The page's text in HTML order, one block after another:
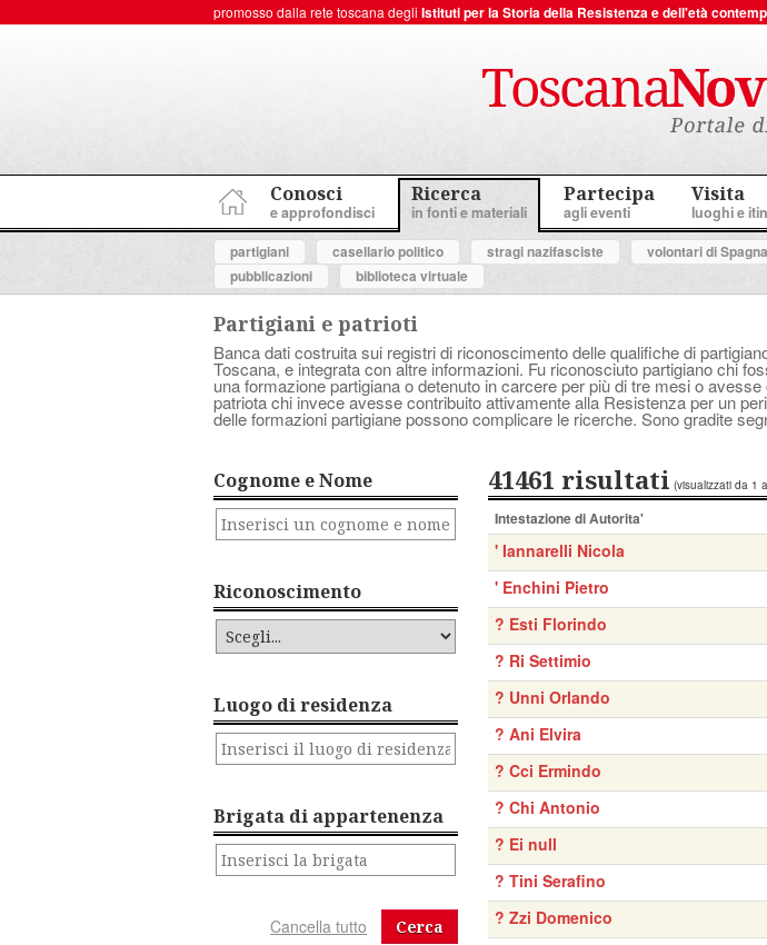
promosso dalla rete toscana degli Istituti per la Storia della Resistenza e dell'età
Conosci
e approfondisci
Ricerca
in fonti e materiali
Partecipa
agli eventi
Visita
luoghi e
partigiani
casellario politico stragi nazifasciste volontari di Spagna
pubblicazioni
biblioteca virtuale
Partigiani e patrioti
Banca dati costruita sui registri di riconoscimento delle qualifiche di
Toscana, e integrata con altre informazioni. Fu riconosciuto partigiano chi
una formazione partigiana o detenuto in carcere per più di tre mesi o
patriota chi invece avesse contribuito attivamente alla Resistenza per un
delle formazioni partigiane possono complicare le ricerche. Sono gradite
Cognome e Nome
Riconoscimento
Luogo di residenza
Brigata di appartenenza
Cerca
41461 risultati (visualizzati da 1
Intestazione di Autorita'
' Iannarelli Nicola
' Enchini Pietro
? Esti Florindo
? Ri Settimio
? Unni Orlando
? Ani Elvira
? Cci Ermindo
? Chi Antonio
? Ei null
? Tini Serafino
? Zzi Domenico